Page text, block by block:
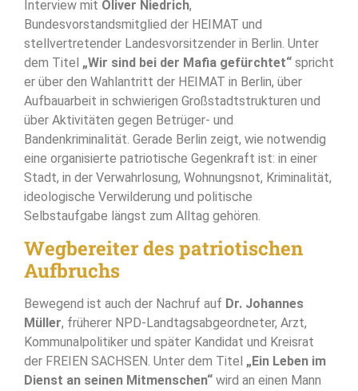
Interview mit Oliver Niedrich,
Bundesvorstandsmitglied der HEIMAT und
stellvertretender Landesvorsitzender in Berlin. Unter
dem Titel „Wir sind bei der Mafia gefürchtet“ spricht
er über den Wahlantritt der HEIMAT in Berlin, über
Aufbauarbeit in schwierigen Großstadtstrukturen und
über Aktivitäten gegen Betrüger- und
Bandenkriminalität. Gerade Berlin zeigt, wie notwendig
eine organisierte patriotische Gegenkraft ist: in einer
Stadt, in der Verwahrlosung, Wohnungsnot, Kriminalität,
ideologische Verwilderung und politische
Selbstaufgabe längst zum Alltag gehören.
Wegbereiter des patriotischen
Aufbruchs
Bewegend ist auch der Nachruf auf Dr. Johannes
Müller, früherer NPD-Landtagsabgeordneter, Arzt,
Kommunalpolitiker und später Kandidat und Kreisrat
der FREIEN SACHSEN. Unter dem Titel „Ein Leben im
Dienst an seinen Mitmenschen“ wird an einen Mann